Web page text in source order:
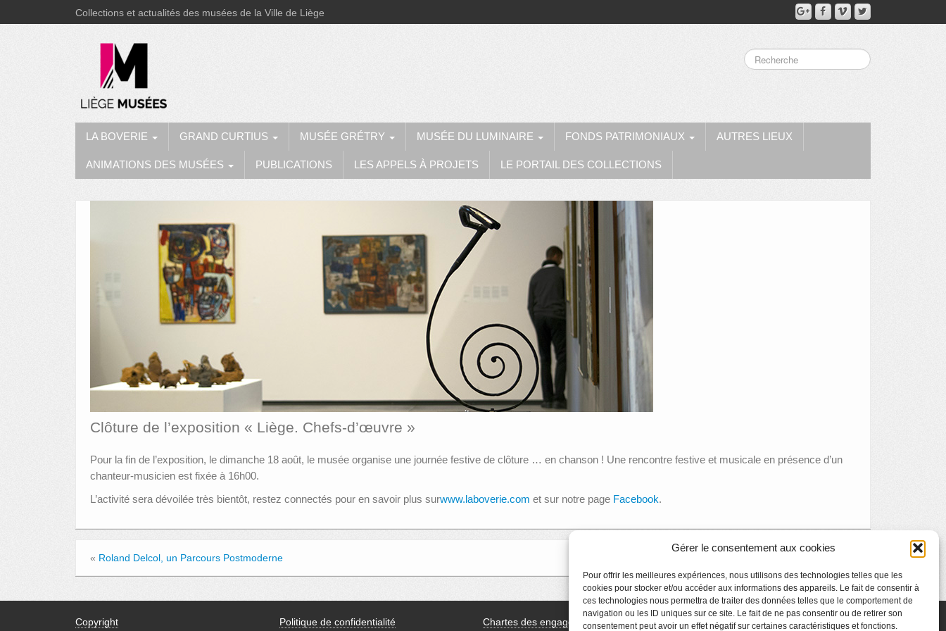
Gérer le consentement aux cookies
Pour offrir les meilleures expériences, nous utilisons des technologies telles que les
cookies pour stocker et/ou accéder aux informations des appareils. Le fait de consentir à
ces technologies nous permettra de traiter des données telles que le comportement de
navigation ou les ID uniques sur ce site. Le fait de ne pas consentir ou de retirer son
consentement peut avoir un effet négatif sur certaines caractéristiques et fonctions.
Collections et actualités des musées de la Ville de Liège
LA BOVERIE GRAND CURTIUS MUSÉE GRÉTRY MUSÉE DU LUMINAIRE FONDS PATRIMONIAUX AUTRES LIEUX
ANIMATIONS DES MUSÉES PUBLICATIONS LES APPELS À PROJETS LE PORTAIL DES COLLECTIONS
Clôture de l’exposition « Liège. Chefs-d’œuvre »
Pour la fin de l’exposition, le dimanche 18 août, le musée organise une journée festive de clôture … en chanson ! Une rencontre festive et musicale en présence d’un
chanteur-musicien est fixée à 16h00.
L’activité sera dévoilée très bientôt, restez connectés pour en savoir plus surwww.laboverie.com et sur notre page Facebook.
« Roland Delcol, un Parcours Postmoderne
Copyright Politique de confidentialité
Chartes des engagements des